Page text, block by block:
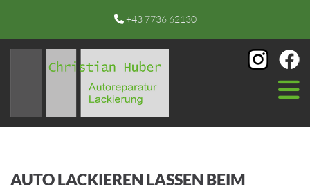
 +43 7736 62130
AUTO LACKIEREN LASSEN BEIM